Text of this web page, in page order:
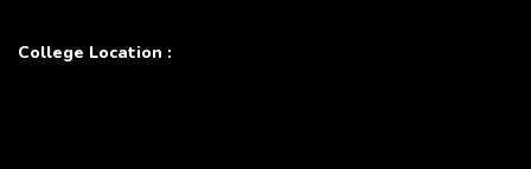
College Location :